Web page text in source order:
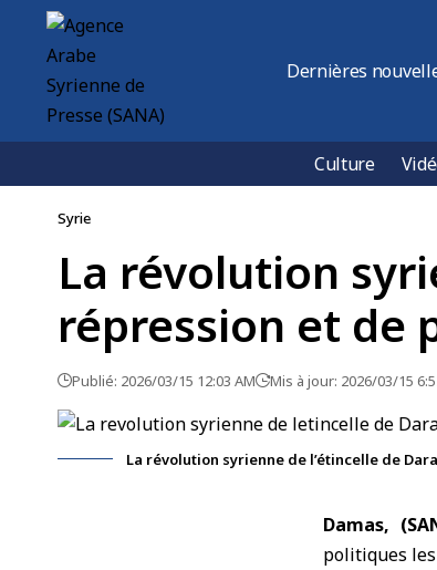
Dernières
Culture
Syrie
La révolution
répression et de
Publié: 2026/03/15 12:03 AM Mis à jour: 2026/03/15
La révolution syrienne de l’étincelle de
Damas,
politiques